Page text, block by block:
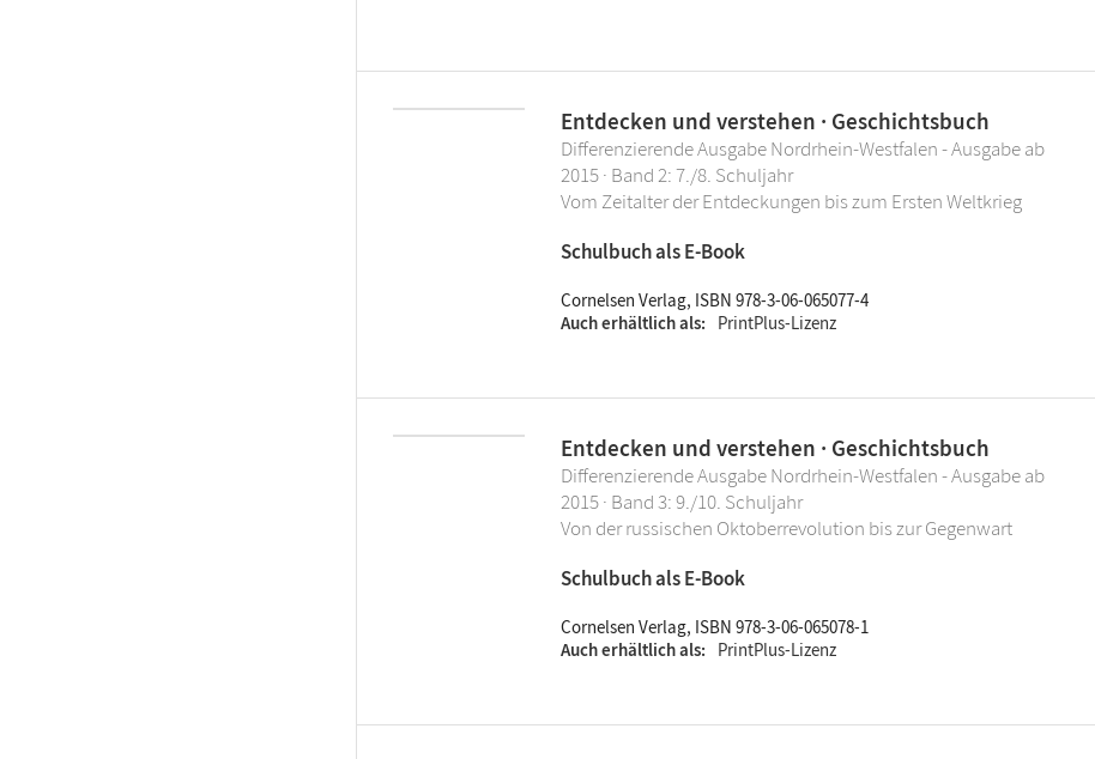
Entdecken und verstehen · Geschichtsbuch
Differenzierende Ausgabe Nordrhein-Westfalen - Ausgabe ab
2015 · Band 2: 7./8. Schuljahr
Vom Zeitalter der Entdeckungen bis zum Ersten Weltkrieg
Schulbuch als E-Book
Cornelsen Verlag, ISBN 978-3-06-065077-4
Auch erhältlich als
PrintPlus-Lizenz
Entdecken und verstehen · Geschichtsbuch
Differenzierende Ausgabe Nordrhein-Westfalen - Ausgabe ab
2015 · Band 3: 9./10. Schuljahr
Von der russischen Oktoberrevolution bis zur Gegenwart
Schulbuch als E-Book
Cornelsen Verlag, ISBN 978-3-06-065078-1
Auch erhältlich als
PrintPlus-Lizenz